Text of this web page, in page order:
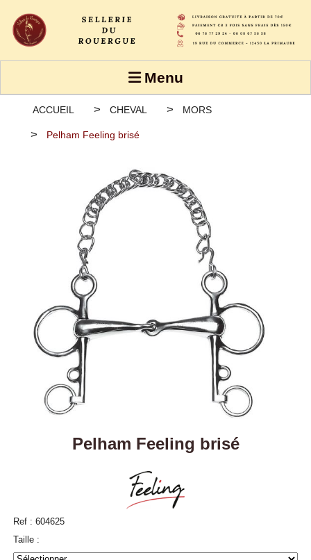
Menu
ACCUEIL CHEVAL MORS
Pelham Feeling brisé
Pelham Feeling brisé
Ref : 604625
Taille :